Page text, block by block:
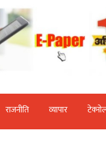
राजनीति व्‍यापार